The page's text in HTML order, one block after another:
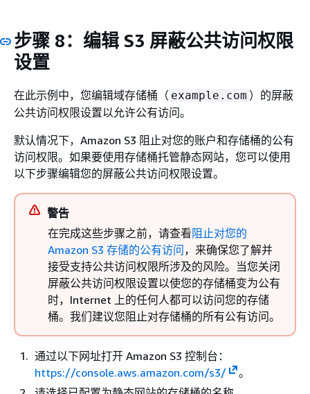
步骤 8：编辑 S3 屏蔽公共访问权限
设置
在此示例中，您编辑域存储桶（ example.com ）的屏蔽
公共访问权限设置以允许公有访问。
默认情况下，Amazon S3 阻止对您的账户和存储桶的公有
访问权限。如果要使用存储桶托管静态网站，您可以使用
以下步骤编辑您的屏蔽公共访问权限设置。
警告
在完成这些步骤之前，请查看阻止对您的
Amazon S3 存储的公有访问，来确保您了解并
接受支持公共访问权限所涉及的风险。当您关闭
屏蔽公共访问权限设置以使您的存储桶变为公有
时，Internet 上的任何人都可以访问您的存储
桶。我们建议您阻止对存储桶的所有公有访问。
通过以下网址打开 Amazon S3 控制台：
https://console.aws.amazon.com/s3/
。